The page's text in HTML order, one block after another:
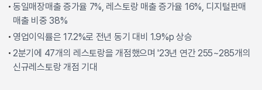
동일매장매출 증가율 7%, 레스토랑 매출 증가율 16%, 디지털판매
매출 비중 38%
영업이익률은 17.2%로 전년 동기 대비 1.9%p 상승
2분기에 47개의 레스토랑을 개점했으며 '23년 연간 255~285개의
신규레스토랑 개점 기대